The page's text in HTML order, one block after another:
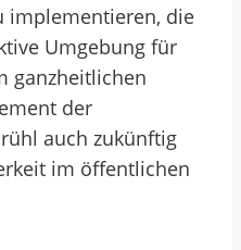
implementieren, die
Umgebung für
ganzheitlichen
der
auch zukünftig
im öffentlichen